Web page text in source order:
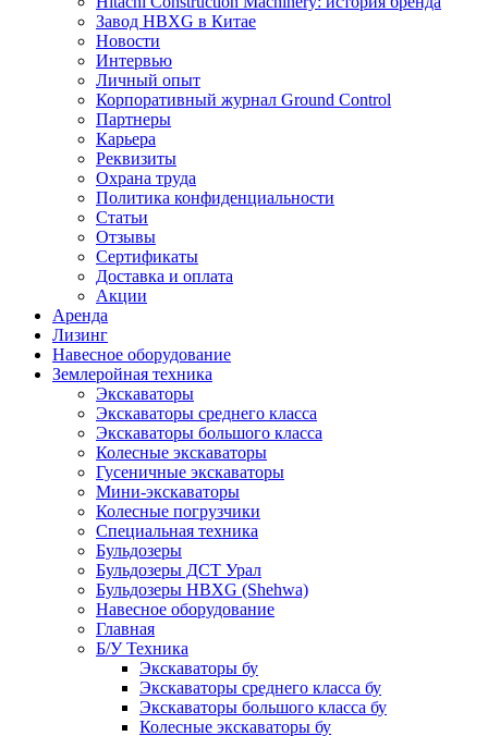
Завод HBXG в Китае
Новости
Интервью
Личный опыт
Корпоративный журнал Ground Control
Партнеры
Карьера
Реквизиты
Охрана труда
Политика конфиденциальности
Статьи
Отзывы
Сертификаты
Доставка и оплата
Акции
Аренда
Лизинг
Навесное оборудование
Землеройная техника
Экскаваторы
Экскаваторы среднего класса
Экскаваторы большого класса
Колесные экскаваторы
Гусеничные экскаваторы
Мини-экскаваторы
Колесные погрузчики
Специальная техника
Бульдозеры
Бульдозеры ДСТ Урал
Бульдозеры HBXG (Shehwa)
Навесное оборудование
Главная
Б/У Техника
Экскаваторы бу
Экскаваторы среднего класса бу
Экскаваторы большого класса бу
Колесные экскаваторы бу